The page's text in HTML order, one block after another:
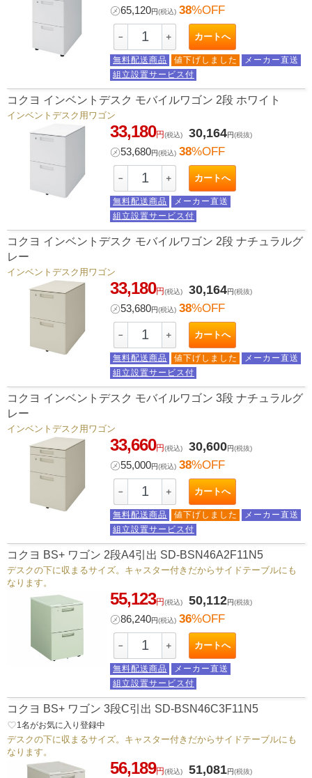
㋱65,120円(税込) 38%OFF
－ ＋ カートへ
無料配送商品 値下げしました
メーカー直送
組立設置サービス付
コクヨ インベントデスク モバイルワゴン 2段 ホワイト
インベントデスク用ワゴン
33,180円(税込) 30,164円(税抜)
㋱53,680円(税込) 38%OFF
－ ＋ カートへ
無料配送商品
メーカー直送
組立設置サービス付
コクヨ インベントデスク モバイルワゴン 2段 ナチュラルグ
レー
インベントデスク用ワゴン
33,180円(税込) 30,164円(税抜)
㋱53,680円(税込) 38%OFF
－ ＋ カートへ
無料配送商品 値下げしました
メーカー直送
組立設置サービス付
コクヨ インベントデスク モバイルワゴン 3段 ナチュラルグ
レー
インベントデスク用ワゴン
33,660円(税込) 30,600円(税抜)
㋱55,000円(税込) 38%OFF
－ ＋ カートへ
無料配送商品 値下げしました
メーカー直送
組立設置サービス付
コクヨ BS+ ワゴン 2段A4引出 SD-BSN46A2F11N5
デスクの下に収まるサイズ。キャスター付きだからサイドテーブルにも
なります。
55,123円(税込) 50,112円(税抜)
㋱86,240円(税込) 36%OFF
－ ＋ カートへ
無料配送商品
メーカー直送
組立設置サービス付
コクヨ BS+ ワゴン 3段C引出 SD-BSN46C3F11N5
favorite_border1 名がお気に入り登録中
デスクの下に収まるサイズ。キャスター付きだからサイドテーブルにも
なります。
56,189円(税込) 51,081円(税抜)